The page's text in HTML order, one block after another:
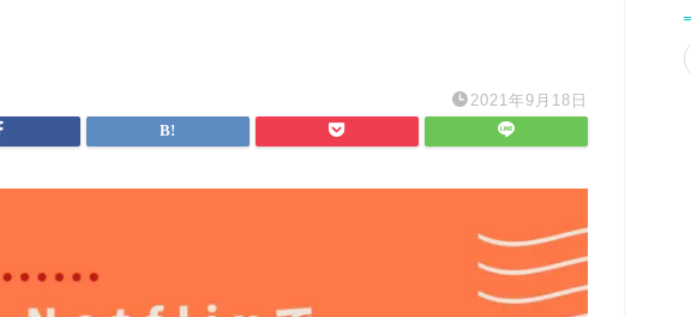
2021年9月18日